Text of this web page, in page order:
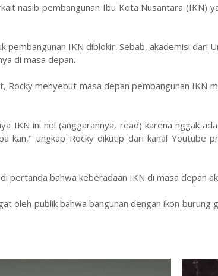
nasib pembangunan Ibu Kota Nusantara (IKN)
pembangunan IKN diblokir. Sebab, akademisi dari
di masa depan.
Rocky menyebut masa depan pembangunan IKN
IKN ini nol (anggarannya, read) karena nggak
kan," ungkap Rocky dikutip dari kanal Youtube
pertanda bahwa keberadaan IKN di masa depan
oleh publik bahwa bangunan dengan ikon burung